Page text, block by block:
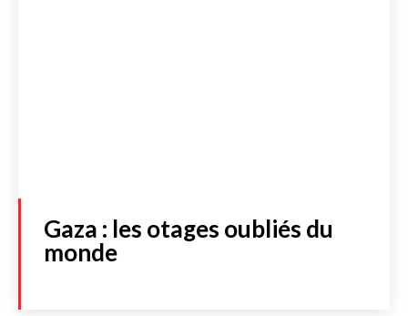
Gaza : les otages oubliés du
monde